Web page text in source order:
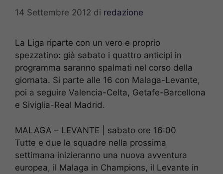
14 Settembre 2012 di redazione
La Liga riparte con un vero e proprio
spezzatino: già sabato i quattro anticipi in
programma saranno spalmati nel corso della
giornata. Si parte alle 16 con Malaga-Levante,
poi a seguire Valencia-Celta, Getafe-Barcellona
e Siviglia-Real Madrid.
MALAGA – LEVANTE | sabato ore 16:00
Tutte e due le squadre nella prossima
settimana inizieranno una nuova avventura
europea, il Malaga in Champions, il Levante in